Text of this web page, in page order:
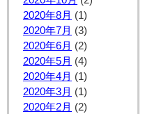
2020年8月 (1)
2020年7月 (3)
2020年6月 (2)
2020年5月 (4)
2020年4月 (1)
2020年3月 (1)
2020年2月 (2)